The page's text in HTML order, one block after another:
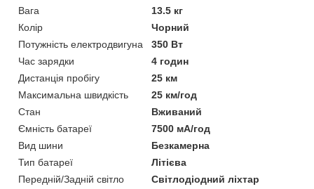
Вага
13.5 кг
Колір
Чорний
Потужність електродвигуна
350 Вт
Час зарядки
4 годин
Дистанція пробігу
25 км
Максимальна швидкість
25 км/год
Стан
Вживаний
Ємність батареї
7500 мА/год
Вид шини
Безкамерна
Тип батареї
Літієва
Передній/Задній світло
Світлодіодний ліхтар